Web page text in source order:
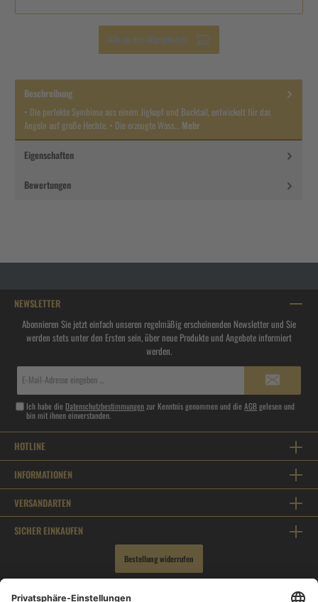
Alle in den Warenkorb
Beschreibung
• Die perfekte Symbiose aus einem Jigkopf und Bucktail, entwickelt für das
Angeln auf große Hechte. • Die erzeugte Wass… Mehr
Eigenschaften
Bewertungen
NEWSLETTER
Abonnieren Sie jetzt einfach unseren regelmäßig erscheinenden Newsletter und Sie
werden stets unter den Ersten sein, über neue Produkte und Angebote informiert
werden.
Ich habe die Datenschutzbestimmungenzur Kenntnis genommen und dieAGBgelesen und
bin mit ihnen einverstanden.
HOTLINE
INFORMATIONEN
VERSANDARTEN
SICHER EINKAUFEN
Bestellung widerrufen